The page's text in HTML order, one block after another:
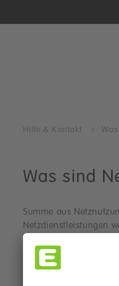
Hilfe & Kontakt
Was sind
Summe aus
Netzdienstleistungen
verordnet.